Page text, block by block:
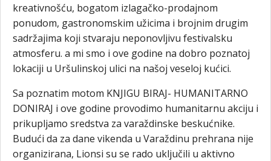
kreativnošću, bogatom izlagačko-prodajnom
ponudom, gastronomskim užicima i brojnim drugim
sadržajima koji stvaraju neponovljivu festivalsku
atmosferu. a mi smo i ove godine na dobro poznatoj
lokaciji u Uršulinskoj ulici na našoj veseloj kućici.
Sa poznatim motom KNJIGU BIRAJ- HUMANITARNO
DONIRAJ i ove godine provodimo humanitarnu akciju i
prikupljamo sredstva za varaždinske beskućnike.
Budući da za dane vikenda u Varaždinu prehrana nije
organizirana, Lionsi su se rado uključili u aktivno